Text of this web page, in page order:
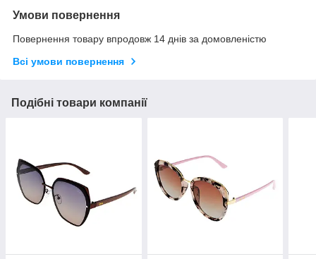
Умови повернення
Повернення товару впродовж 14 днів за домовленістю
Всі умови повернення
Подібні товари компанії